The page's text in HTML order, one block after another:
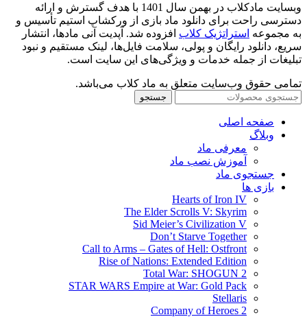
وبسایت مادکلاب در بهمن سال 1401 با هدف گسترش و ارائه
دسترسی راحت برای دانلود ماد بازی از ورکشاپ استیم تأسیس و
به مجموعه استراتژیک کلاب افزوده شد. آپدیت آنی مادها، انتشار
سریع، دانلود رایگان و پولی، سلامت فایل‌ها، لینک مستقیم و نبود
تبلیغات از جمله خدمات و ویژگی‌های این سایت است.
تمامی حقوق وب‌سایت متعلق به ماد کلاب می‌باشد.
جستجو
صفحه اصلی
وبلاگ
معرفی ماد
آموزش نصب ماد
جستجوی ماد
بازی ها
Hearts of Iron IV
The Elder Scrolls V: Skyrim
Sid Meier’s Civilization V
Don’t Starve Together
Call to Arms – Gates of Hell: Ostfront
Rise of Nations: Extended Edition
Total War: SHOGUN 2
STAR WARS Empire at War: Gold Pack
Stellaris
Company of Heroes 2